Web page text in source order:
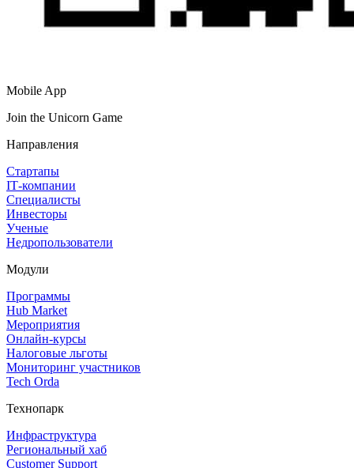
Mobile App
Join the Unicorn Game
Направления
Стартапы
IT‑компании
Специалисты
Инвесторы
Ученые
Недропользователи
Модули
Программы
Hub Market
Мероприятия
Онлайн‑курсы
Налоговые льготы
Мониторинг участников
Tech Orda
Технопарк
Инфраструктура
Региональный хаб
Customer Support